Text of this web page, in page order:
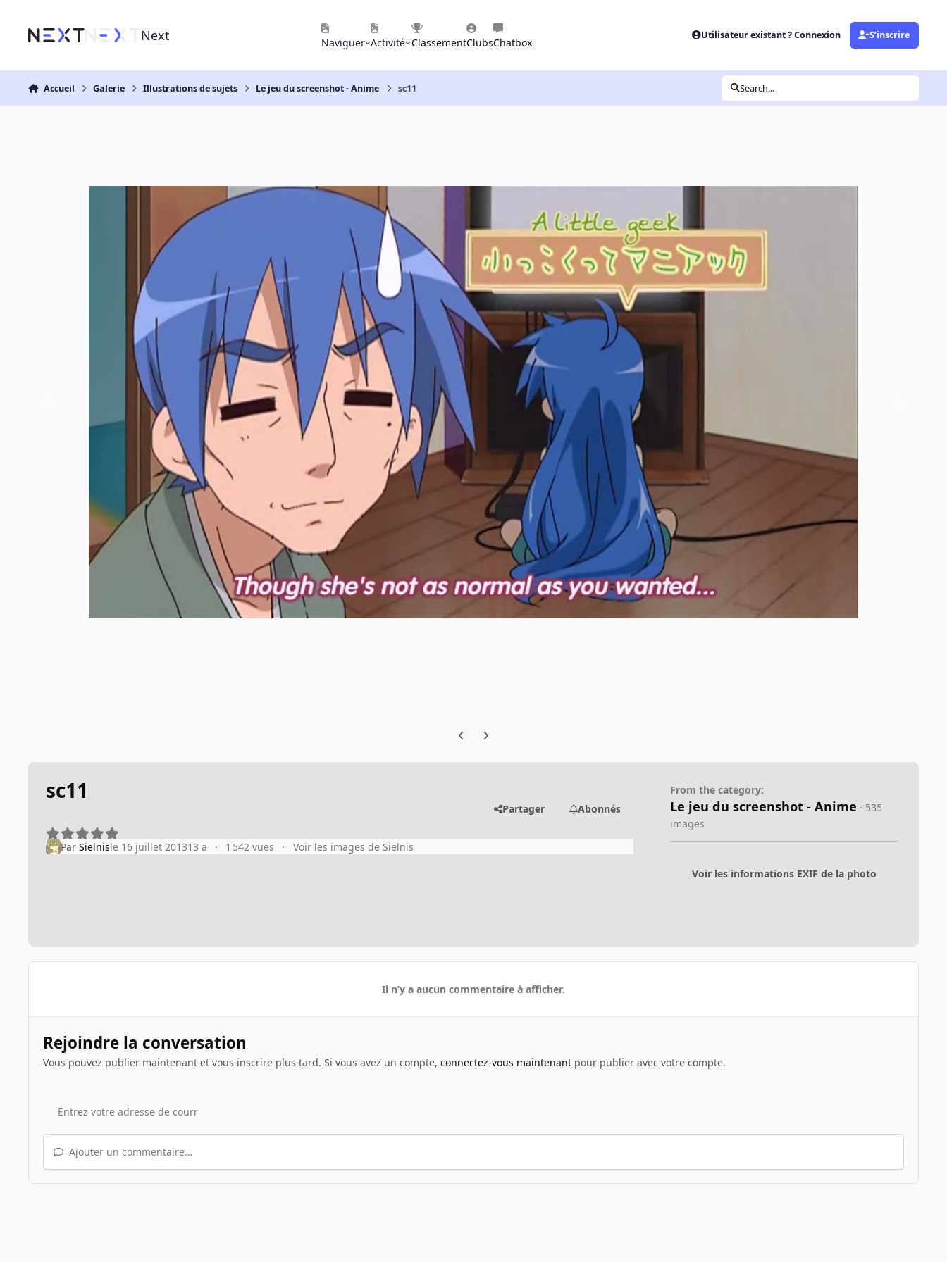
Next Naviguer Activité ClassementClubsChatbox
Utilisateur existant ? Connexion S’inscrire
Accueil Galerie Illustrations de sujets Le jeu du screenshot - Anime sc11 Search...
Previous carousel slide
Next carousel slide
sc11
Partager Abonnés
Par Sielnisle 16 juillet 201313 a 1 542 vues Voir les images de Sielnis
From the category:
Le jeu du screenshot - Anime · 535
images
Voir les informations EXIF de la photo
Il n’y a aucun commentaire à afficher.
Rejoindre la conversation
Vous pouvez publier maintenant et vous inscrire plus tard. Si vous avez un compte, connectez-vous maintenantpour publier avec votre compte.
Ajouter un commentaire…